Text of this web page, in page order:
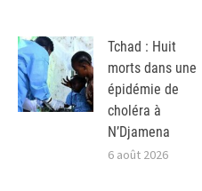
Tchad : Huit
morts dans une
épidémie de
choléra à
N’Djamena
6 août 2026